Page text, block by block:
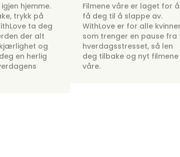
hjemme.
trykk på
ta deg
der alt
og
en herlig
Filmene våre er laget for å
få deg til å slappe av.
WithLove er for alle kvinner
som trenger en pause fra
hverdagsstresset, så len
deg tilbake og nyt filmene
våre.